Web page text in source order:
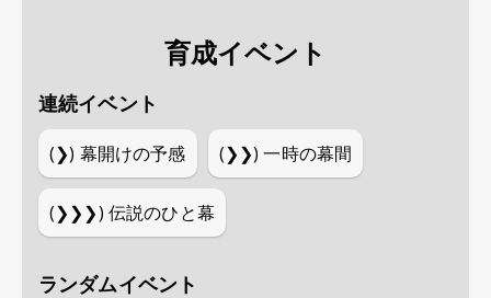
育成イベント
連続イベント
(❯) 幕開けの予感 (❯❯)一時の幕間
(❯❯❯) 伝説のひと幕
ランダムイベント